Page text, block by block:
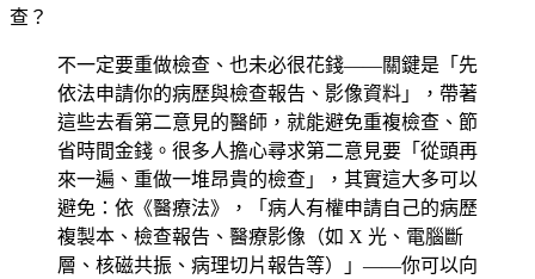
查？
不一定要重做檢查、也未必很花錢——關鍵是「先
依法申請你的病歷與檢查報告、影像資料」，帶著
這些去看第二意見的醫師，就能避免重複檢查、節
省時間金錢。很多人擔心尋求第二意見要「從頭再
來一遍、重做一堆昂貴的檢查」，其實這大多可以
避免：依《醫療法》，「病人有權申請自己的病歷
複製本、檢查報告、醫療影像（如 X 光、電腦斷
層、核磁共振、病理切片報告等）」——你可以向